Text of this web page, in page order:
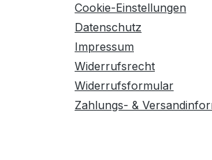
Cookie-Einstellungen
Datenschutz
Impressum
Widerrufsrecht
Widerrufsformular
Zahlungs- &